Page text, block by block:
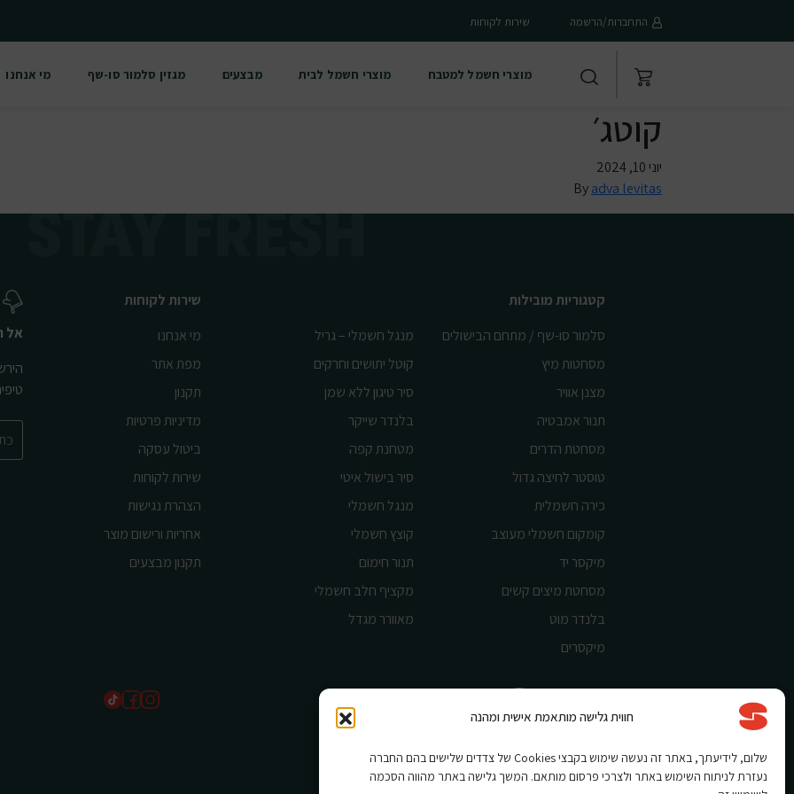
חווית גלישה מותאמת אישית ומהנה
שלום, לידיעתך, באתר זה נעשה שימוש בקבצי Cookies של צדדים שלישים בהם החברה
נעזרת לניתוח השימוש באתר ולצרכי פרסום מותאם. המשך גלישה באתר מהווה הסכמה
התחברות/הרשמה שירות לקוחות
מוצרי חשמל למטבח מוצרי חשמל לבית מבצעים מגזין סלמור סו-שף מי אנחנו
קוטג׳
יוני 10, 2024
Byadva levitas
קטגוריות מובילות
סלמור סו-שף / מתחם הבישולים
מנגל חשמלי – גריל
מסחטות מיץ
קוטל יתושים וחרקים
מצנן אוויר
סיר טיגון ללא שמן
תנור אמבטיה
בלנדר שייקר
מסחטת הדרים
מטחנת קפה
טוסטר לחיצה גדול
סיר בישול איטי
כירה חשמלית
מנגל חשמלי
קומקום חשמלי מעוצב
קוצץ חשמלי
מיקסר יד
תנור חימום
מסחטת מיצים קשים
מקציף חלב חשמלי
בלנדר מוט
מאוורר מגדל
מיקסרים
שירות לקוחות
מי אנחנו
מפת אתר
תקנון
מדיניות פרטיות
ביטול עסקה
שירות לקוחות
הצהרת נגישות
אחריות ורישום מוצר
תקנון מבצעים
אל